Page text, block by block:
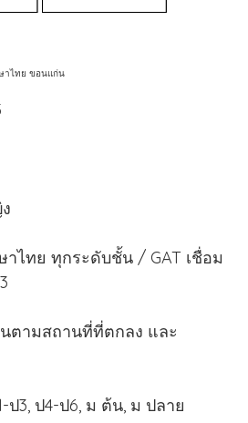
าไทย ขอนแก่น
ย ทุกระดับชั้น / GAT เชื่อม
ตามสถานที่ที่ตกลง และ
ป4-ป6, ม ต้น, ม ปลาย